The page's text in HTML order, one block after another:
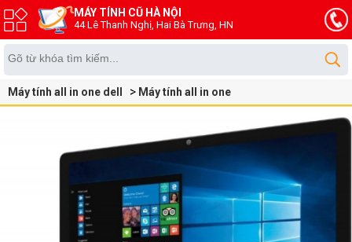
MÁY TÍNH CŨ HÀ NỘI
44 Lê Thanh Nghị, Hai Bà Trưng, HN
Máy tính all in one dell
Máy tính all in one